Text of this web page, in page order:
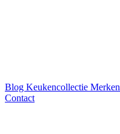
Blog Keukencollectie Merken
Contact